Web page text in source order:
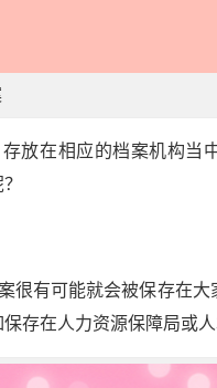
放在相应的档案机构当
很有可能就会被保存在
存在人力资源保障局或人